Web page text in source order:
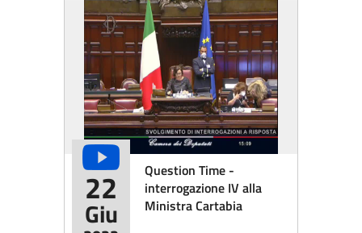
Question Time -
interrogazione IV alla
Ministra Cartabia
22
Giu